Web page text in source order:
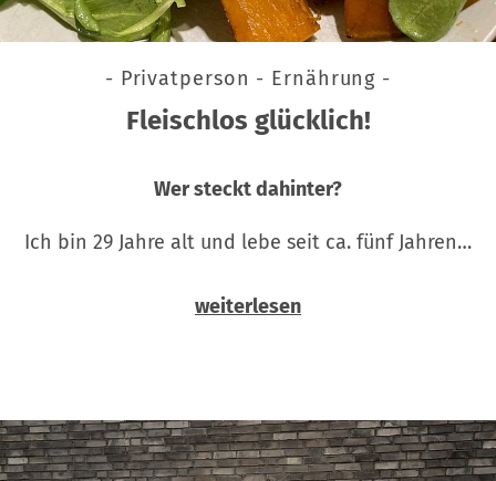
- Privatperson - Ernährung -
Fleischlos glücklich!
Wer steckt dahinter?
Ich bin 29 Jahre alt und lebe seit ca. fünf Jahren…
weiterlesen